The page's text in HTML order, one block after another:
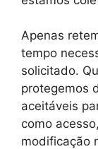
Apenas
tempo
solicitado.
protegemos
aceitáveis
como
modificação